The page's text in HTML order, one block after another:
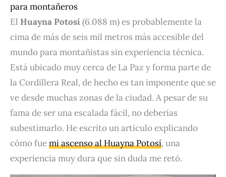
para montañeros
El Huayna Potosí (6.088 m) es probablemente la
cima de más de seis mil metros más accesible del
mundo para montañistas sin experiencia técnica.
Está ubicado muy cerca de La Paz y forma parte de
la Cordillera Real, de hecho es tan imponente que se
ve desde muchas zonas de la ciudad. A pesar de su
fama de ser una escalada fácil, no deberías
subestimarlo. He escrito un artículo explicando
cómo fuemi ascenso al Huayna Potosí, una
experiencia muy dura que sin duda me retó.